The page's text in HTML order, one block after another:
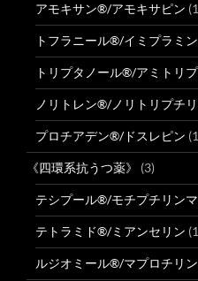
アモキサン®/アモキサピン
トフラニール®/イミプラミン
トリプタノール®/アミトリ
ノリトレン®/ノリトリプチ
プロチアデン®/ドスレピン
《四環系抗うつ薬》 (3)
テシプール®/モチプチリン
テトラミド®/ミアンセリン
ルジオミール®/マプロチリン